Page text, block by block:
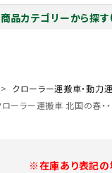
商品カテゴリーから探す
search
クローラー運搬車・動力
ーラー運搬車 北国の春・
※在庫あり表記の